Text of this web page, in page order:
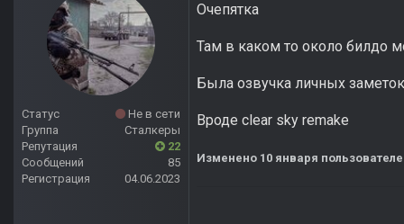
Статус
Не в сети
Группа
Сталкеры
Репутация
22
Сообщений
85
Регистрация
04.06.2023
Очепятка
Там в каком то около билдо
Была озвучка личных
Вроде clear sky remake
Изменено 10 января